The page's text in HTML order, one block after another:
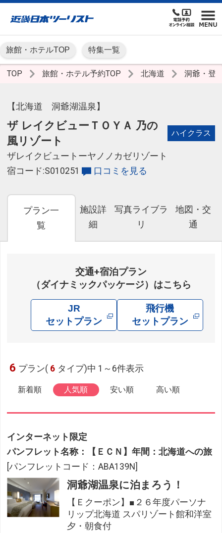
旅館・ホテルTOP 特集一覧
TOP 旅館・ホテル予約TOP 北海道 洞爺・登
【北海道 洞爺湖温泉】
ザ レイクビューＴＯＹＡ 乃の
風リゾート
ハイクラス
ザレイクビュートーヤノノカゼリゾート
宿コード:S010251
口コミを見る
プラン一
覧
施設詳
細
写真ライブラ
リ
地図・交
通
交通+宿泊プラン
（ダイナミックパッケージ）はこちら
JR
セットプラン
飛行機
セットプラン
6 プラン( 6 タイプ)中 1～6件表示
新着順 人気順 安い順 高い順
インターネット限定
パンフレット名称：【ＥＣＮ】年間：北海道への旅
[パンフレットコード：ABA139N]
洞爺湖温泉に泊まろう！
【Ｅクーポン】■２６年度パーソナ
リップ北海道 スパリゾート館和洋室
夕・朝食付